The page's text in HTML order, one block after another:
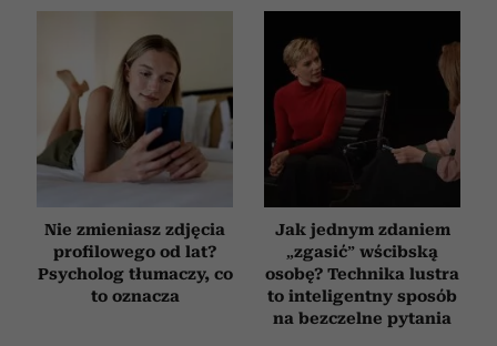
Nie zmieniasz zdjęcia
profilowego od lat?
Psycholog tłumaczy, co
to oznacza
Jak jednym zdaniem
„zgasić” wścibską
osobę? Technika lustra
to inteligentny sposób
na bezczelne pytania